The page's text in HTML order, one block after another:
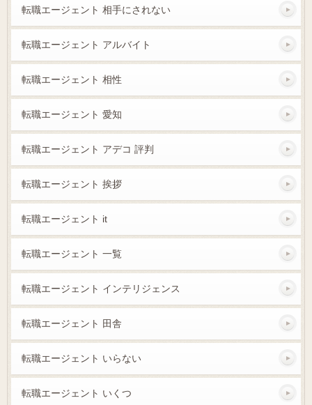
転職エージェント 相手にされない
転職エージェント アルバイト
転職エージェント 相性
転職エージェント 愛知
転職エージェント アデコ 評判
転職エージェント 挨拶
転職エージェント it
転職エージェント 一覧
転職エージェント インテリジェンス
転職エージェント 田舎
転職エージェント いらない
転職エージェント いくつ